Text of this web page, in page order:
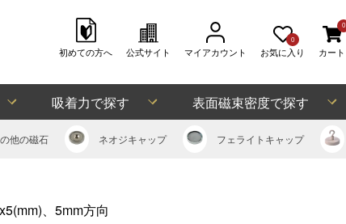
初めての方へ 公式サイト マイアカウント
0
お気に入り
0
カート
吸着力で探す 表面磁束密度で探す
他の磁石 ネオジキャップ フェライト キャップ
、5mm方向